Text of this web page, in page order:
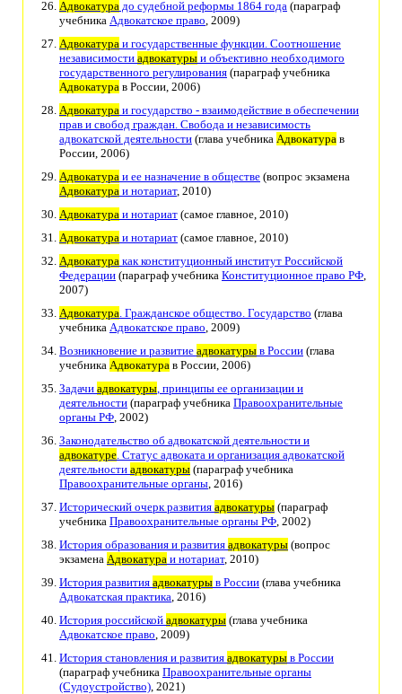
Адвокатура до судебной реформы 1864 года (параграф
учебника Адвокатское право, 2009)
Адвокатура и государственные функции. Соотношение
независимости адвокатуры и объективно необходимого
государственного регулирования (параграф учебника
Адвокатура в России, 2006)
Адвокатура и государство - взаимодействие в обеспечении
прав и свобод граждан. Свобода и независимость
адвокатской деятельности (глава учебника Адвокатура в
России, 2006)
Адвокатура и ее назначение в обществе (вопрос экзамена
Адвокатура и нотариат, 2010)
Адвокатура и нотариат (самое главное, 2010)
Адвокатура и нотариат (самое главное, 2010)
Адвокатура как конституционный институт Российской
Федерации (параграф учебника Конституционное право РФ,
2007)
Адвокатура. Гражданское общество. Государство (глава
учебника Адвокатское право, 2009)
Возникновение и развитие адвокатуры в России (глава
учебника Адвокатура в России, 2006)
Задачи адвокатуры, принципы ее организации и
деятельности (параграф учебника Правоохранительные
органы РФ, 2002)
Законодательство об адвокатской деятельности и
адвокатуре. Статус адвоката и организация адвокатской
деятельности адвокатуры (параграф учебника
Правоохранительные органы, 2016)
Исторический очерк развития адвокатуры (параграф
учебника Правоохранительные органы РФ, 2002)
История образования и развития адвокатуры (вопрос
экзамена Адвокатура и нотариат, 2010)
История развития адвокатуры в России (глава учебника
Адвокатская практика, 2016)
История российской адвокатуры (глава учебника
Адвокатское право, 2009)
История становления и развития адвокатуры в России
(параграф учебника Правоохранительные органы
(Судоустройство), 2021)